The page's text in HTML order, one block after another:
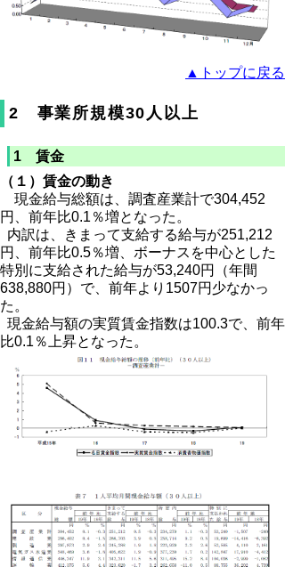
▲トップに戻る
2 事業所規模30人以上
1 賃金
（１）賃金の動き
現金給与総額は、調査産業計で304,452
円、前年比0.1％増となった。
内訳は、きまって支給する給与が251,212
円、前年比0.5％増、ボーナスを中心とした
特別に支給された給与が53,240円（年間
638,880円）で、前年より1507円少なかっ
た。
現金給与額の実質賃金指数は100.3で、前年
比0.1％上昇となった。